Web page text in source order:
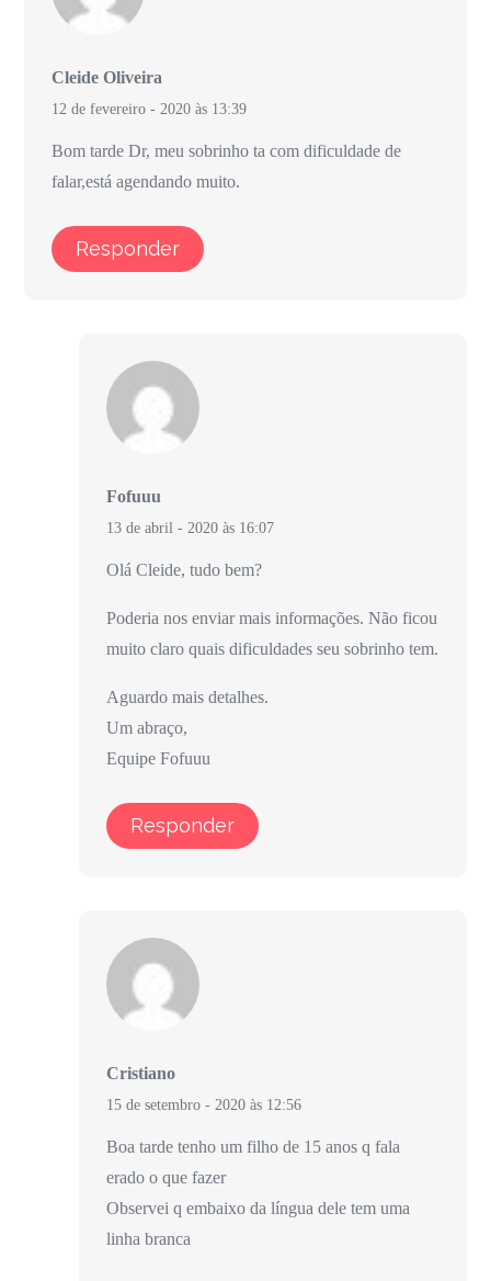
Cleide Oliveira
12 de fevereiro - 2020 às 13:39
Bom tarde Dr, meu sobrinho ta com dificuldade de
falar,está agendando muito.
Responder
Fofuuu
13 de abril - 2020 às 16:07
Olá Cleide, tudo bem?
Poderia nos enviar mais informações. Não ficou
muito claro quais dificuldades seu sobrinho tem.
Aguardo mais detalhes.
Um abraço,
Equipe Fofuuu
Responder
Cristiano
15 de setembro - 2020 às 12:56
Boa tarde tenho um filho de 15 anos q fala
erado o que fazer
Observei q embaixo da língua dele tem uma
linha branca